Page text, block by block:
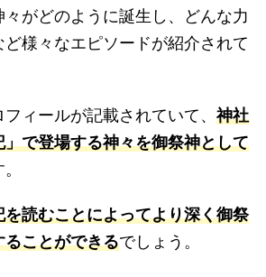
々がどのように誕生し、どんな力
様々なエピソードが紹介されて
ィールが記載されていて、 神社
で登場する神々を御祭神として
を読むことによってより深く御祭
ことができるでしょう。